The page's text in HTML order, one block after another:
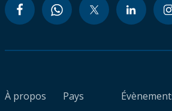
À propos
Pays